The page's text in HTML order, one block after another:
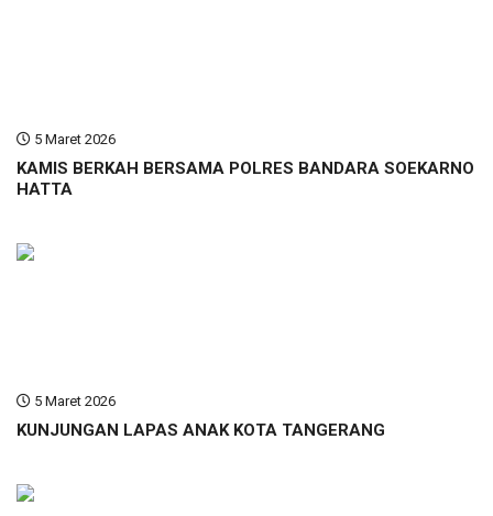
5 Maret 2026
KAMIS BERKAH BERSAMA POLRES BANDARA SOEKARNO
HATTA
5 Maret 2026
KUNJUNGAN LAPAS ANAK KOTA TANGERANG